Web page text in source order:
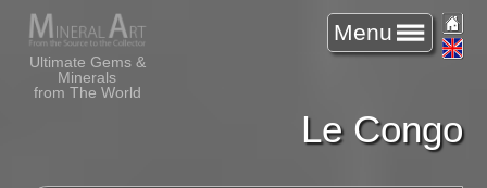
Ultimate Gems &
Minerals
from The World
Menu
Le Congo